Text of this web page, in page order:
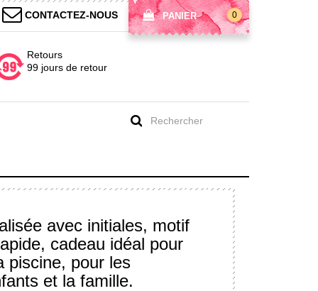
PANIER 0
CONTACTEZ-NOUS
Retours
99 jours de retour
avec initiales, motif
cadeau idéal pour
piscine, pour les
et la famille.